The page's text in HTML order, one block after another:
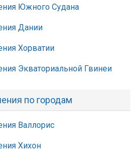
Южного Судана
Дании
Хорватии
Экваториальной Гвинеи
по городам
Валлорис
Хихон